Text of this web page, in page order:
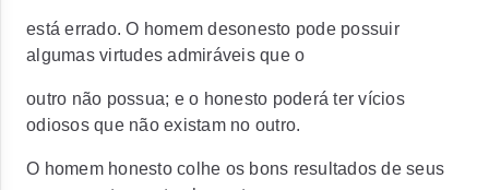
está errado. O homem desonesto pode possuir
algumas virtudes admiráveis que o
outro não possua; e o honesto poderá ter vícios
odiosos que não existam no outro.
O homem honesto colhe os bons resultados de seus